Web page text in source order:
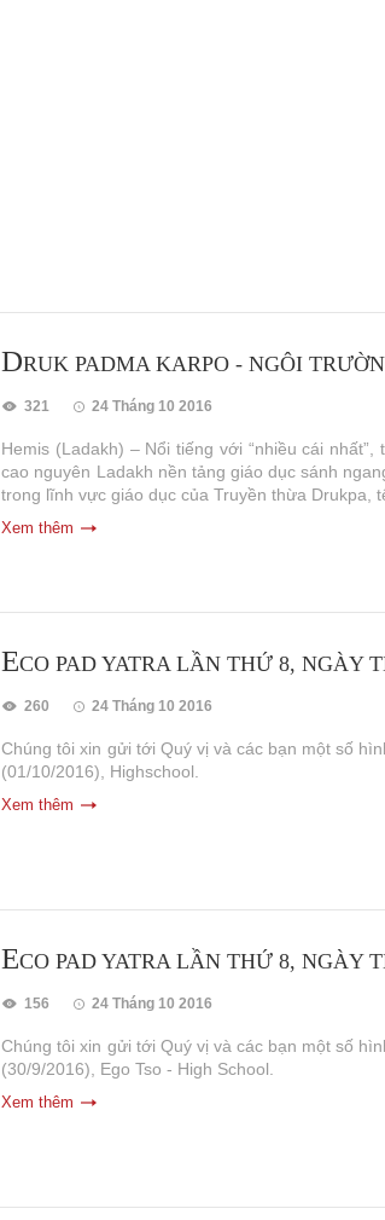
DRUK PADMA KARPO - NGÔI
321 24 Tháng 10 2016
Hemis (Ladakh) – Nổi tiếng với “nhiều cái
cao nguyên Ladakh nền tảng giáo dục sánh
trong lĩnh vực giáo dục của Truyền thừa Drukpa,
Xem thêm
ECO PAD YATRA LẦN THỨ 8, NGÀY
260 24 Tháng 10 2016
Chúng tôi xin gửi tới Quý vị và các bạn một số
(01/10/2016), Highschool.
Xem thêm
ECO PAD YATRA LẦN THỨ 8, NGÀY
156 24 Tháng 10 2016
Chúng tôi xin gửi tới Quý vị và các bạn một số
(30/9/2016), Ego Tso - High School.
Xem thêm